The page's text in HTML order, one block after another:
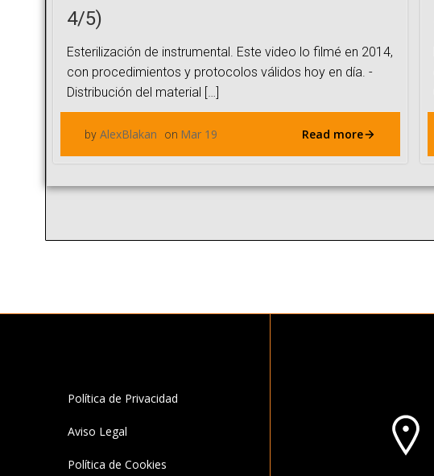
4/5)
Esterilización de instrumental. Este video lo filmé en 2014,
con procedimientos y protocolos válidos hoy en día. -
Distribución del material […]
by AlexBlakan on Mar 19 Read more
Política de Privacidad
Aviso Legal
Política de Cookies